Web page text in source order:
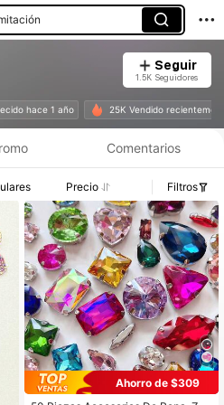
Seguir
1.5K Seguidores
hace 1 año 25K Vendido
Comentarios
Precio Filtros
Ahorro de $309